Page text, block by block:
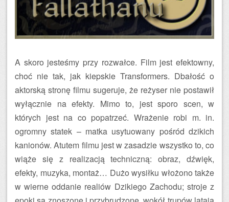
A skoro jesteśmy przy rozwałce. Film jest efektowny,
choć nie tak, jak kiepskie Transformers. Dbałość o
aktorską stronę filmu sugeruje, że reżyser nie postawił
wyłącznie na efekty. Mimo to, jest sporo scen, w
których jest na co popatrzeć. Wrażenie robi m. in.
ogromny statek – matka usytuowany pośród dzikich
kanionów. Atutem filmu jest w zasadzie wszystko to, co
wiąże się z realizacją techniczną: obraz, dźwięk,
efekty, muzyka, montaż… Dużo wysiłku włożono także
w wierne oddanie realiów Dzikiego Zachodu; stroje z